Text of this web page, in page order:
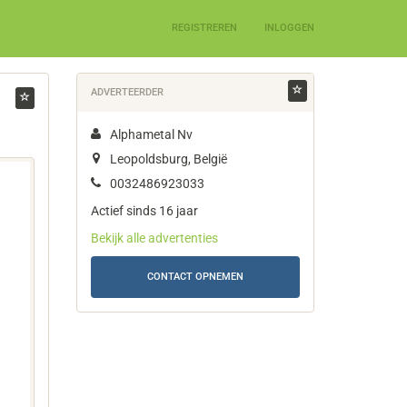
REGISTREREN INLOGGEN
ADVERTEERDER
Alphametal Nv
Leopoldsburg, België
0032486923033
Actief sinds 16 jaar
Bekijk alle advertenties
CONTACT OPNEMEN